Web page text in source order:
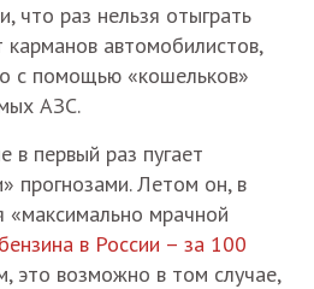
что раз нельзя отыграть
автомобилистов,
с помощью «кошельков»
АЗС.
в первый раз пугает
прогнозами. Летом он, в
«максимально мрачной
в России – за 100
это возможно в том случае,